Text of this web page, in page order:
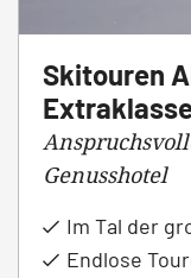
Skitouren
Genusshotel
Im Tal der
Endlose